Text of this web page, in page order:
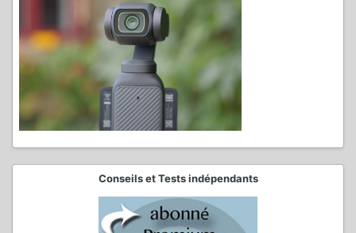
Conseils et Tests indépendants